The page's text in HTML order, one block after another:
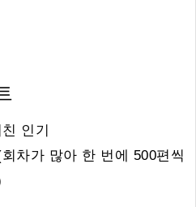
인기
차가 많아 한 번에 500편씩